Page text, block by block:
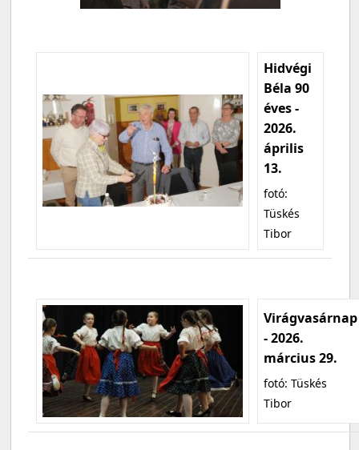
Hidvégi
Béla 90
éves -
2026.
április
13.
fotó:
Tüskés
Tibor
Virágvasárnap
- 2026.
március 29.
fotó: Tüskés
Tibor